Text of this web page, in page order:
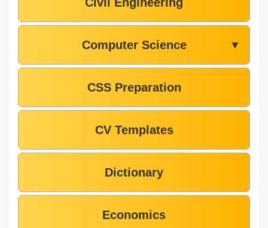
Computer Science ▼
CSS Preparation
CV Templates
Dictionary
Economics